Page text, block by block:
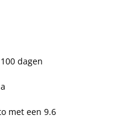
dagen
met een 9.6